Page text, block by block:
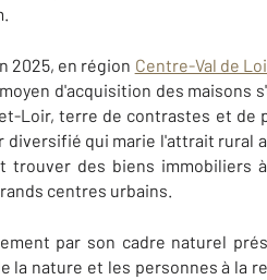
2025, en région Centre-Val de
d'acquisition des maisons
et-Loir, terre de contrastes et
qui marie l'attrait rural
des biens immobiliers
centres urbains.
par son cadre naturel
la nature et les personnes à la